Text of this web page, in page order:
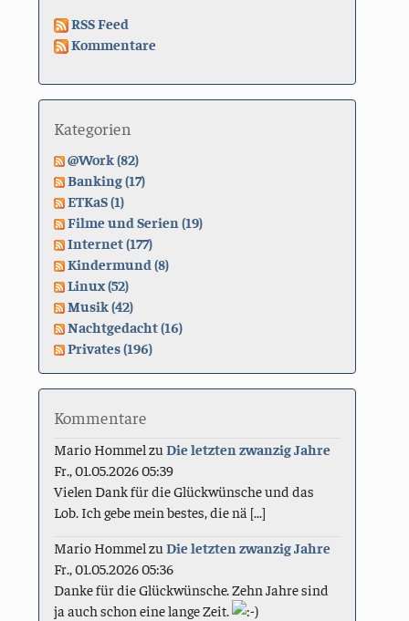
RSS Feed
Kommentare
Kategorien
@Work (82)
Banking (17)
ETKaS (1)
Filme und Serien (19)
Internet (177)
Kindermund (8)
Linux (52)
Musik (42)
Nachtgedacht (16)
Privates (196)
Kommentare
Mario Hommel zuDie letzten zwanzig Jahre
Fr., 01.05.2026 05:39
Vielen Dank für die Glückwünsche und das
Lob. Ich gebe mein bestes, die nä [...]
Mario Hommel zuDie letzten zwanzig Jahre
Fr., 01.05.2026 05:36
Danke für die Glückwünsche. Zehn Jahre sind
ja auch schon eine lange Zeit.